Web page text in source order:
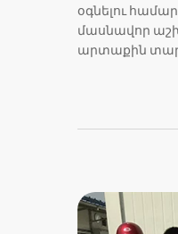
օգնելու
մասնավոր
արտաքին